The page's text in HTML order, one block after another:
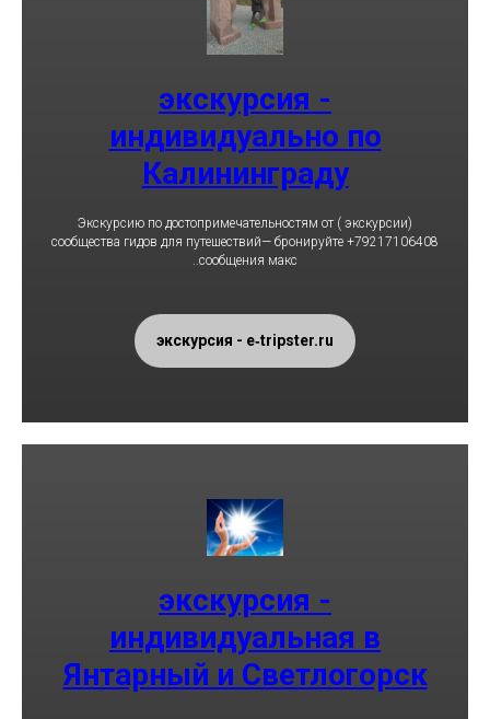
экскурсия -
индивидуально по
Калининграду
(экскурсии ) Экскурсию по достопримечательностям от
сообщества гидов для путешествий— бронируйте +79217106408
..сообщения макс
экскурсия - e‑tripster.ru
экскурсия -
индивидуальная в
Янтарный и Светлогорск